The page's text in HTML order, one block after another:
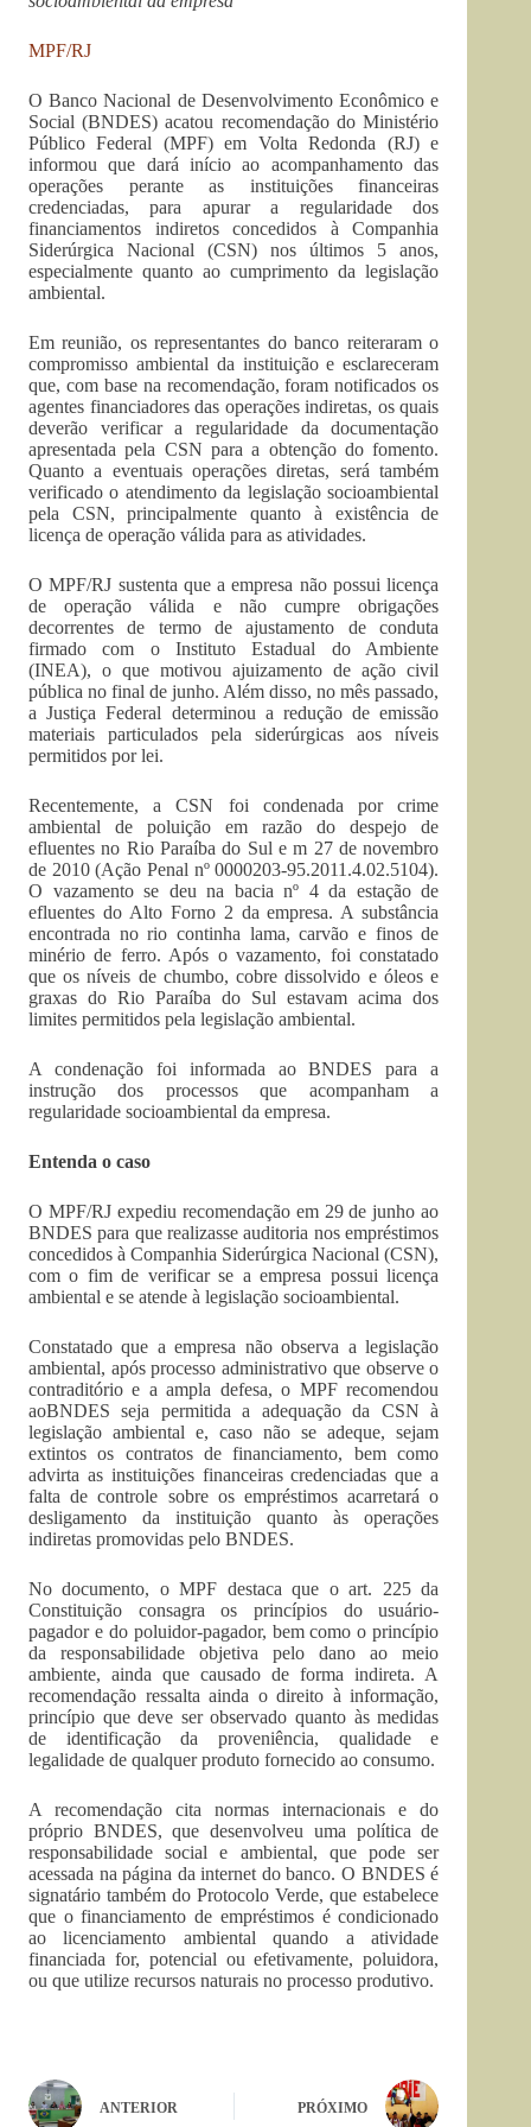
MPF/RJ
O Banco Nacional de Desenvolvimento Econômico e
Social (BNDES) acatou recomendação do Ministério
Público Federal (MPF) em Volta Redonda (RJ) e
informou que dará início ao acompanhamento das
operações perante as instituições financeiras
credenciadas, para apurar a regularidade dos
financiamentos indiretos concedidos à Companhia
Siderúrgica Nacional (CSN) nos últimos 5 anos,
especialmente quanto ao cumprimento da legislação
ambiental.
Em reunião, os representantes do banco reiteraram o
compromisso ambiental da instituição e esclareceram
que, com base na recomendação, foram notificados os
agentes financiadores das operações indiretas, os quais
deverão verificar a regularidade da documentação
apresentada pela CSN para a obtenção do fomento.
Quanto a eventuais operações diretas, será também
verificado o atendimento da legislação socioambiental
pela CSN, principalmente quanto à existência de
licença de operação válida para as atividades.
O MPF/RJ sustenta que a empresa não possui licença
de operação válida e não cumpre obrigações
decorrentes de termo de ajustamento de conduta
firmado com o Instituto Estadual do Ambiente
(INEA), o que motivou ajuizamento de ação civil
pública no final de junho. Além disso, no mês passado,
a Justiça Federal determinou a redução de emissão
materiais particulados pela siderúrgicas aos níveis
permitidos por lei.
Recentemente, a CSN foi condenada por crime
ambiental de poluição em razão do despejo de
efluentes no Rio Paraíba do Sul e m 27 de novembro
de 2010 (Ação Penal nº 0000203-95.2011.4.02.5104).
O vazamento se deu na bacia nº 4 da estação de
efluentes do Alto Forno 2 da empresa. A substância
encontrada no rio continha lama, carvão e finos de
minério de ferro. Após o vazamento, foi constatado
que os níveis de chumbo, cobre dissolvido e óleos e
graxas do Rio Paraíba do Sul estavam acima dos
limites permitidos pela legislação ambiental.
A condenação foi informada ao BNDES para a
instrução dos processos que acompanham a
regularidade socioambiental da empresa.
Entenda o caso
O MPF/RJ expediu recomendação em 29 de junho ao
BNDES para que realizasse auditoria nos empréstimos
concedidos à Companhia Siderúrgica Nacional (CSN),
com o fim de verificar se a empresa possui licença
ambiental e se atende à legislação socioambiental.
Constatado que a empresa não observa a legislação
ambiental, após processo administrativo que observe o
contraditório e a ampla defesa, o MPF recomendou
aoBNDES seja permitida a adequação da CSN à
legislação ambiental e, caso não se adeque, sejam
extintos os contratos de financiamento, bem como
advirta as instituições financeiras credenciadas que a
falta de controle sobre os empréstimos acarretará o
desligamento da instituição quanto às operações
indiretas promovidas pelo BNDES.
No documento, o MPF destaca que o art. 225 da
Constituição consagra os princípios do usuário-
pagador e do poluidor-pagador, bem como o princípio
da responsabilidade objetiva pelo dano ao meio
ambiente, ainda que causado de forma indireta. A
recomendação ressalta ainda o direito à informação,
princípio que deve ser observado quanto às medidas
de identificação da proveniência, qualidade e
legalidade de qualquer produto fornecido ao consumo.
A recomendação cita normas internacionais e do
próprio BNDES, que desenvolveu uma política de
responsabilidade social e ambiental, que pode ser
acessada na página da internet do banco. O BNDES é
signatário também do Protocolo Verde, que estabelece
que o financiamento de empréstimos é condicionado
ao licenciamento ambiental quando a atividade
financiada for, potencial ou efetivamente, poluidora,
ou que utilize recursos naturais no processo produtivo.
ANTERIOR PRÓXIMO